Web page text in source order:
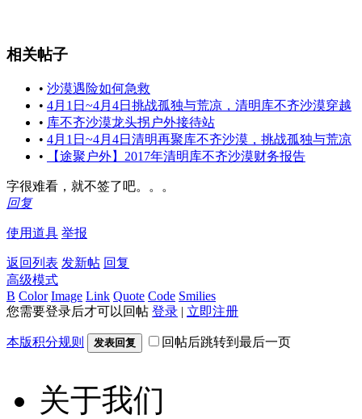
相关帖子
• 沙漠遇险如何急救
• 4月1日~4月4日挑战孤独与荒凉，清明库不齐沙漠穿越
• 库不齐沙漠龙头拐户外接待站
• 4月1日~4月4日清明再聚库不齐沙漠，挑战孤独与荒凉
•
【途聚户外】2017年清明库不齐沙漠财务报告
字很难看，就不签了吧。。。
回复
使用道具 举报
返回列表 发新帖 回复
高级模式
B Color Image Link Quote Code Smilies
您需要登录后才可以回帖 登录 | 立即注册
本版积分规则 发表回复 回帖后跳转到最后一页
关于我们